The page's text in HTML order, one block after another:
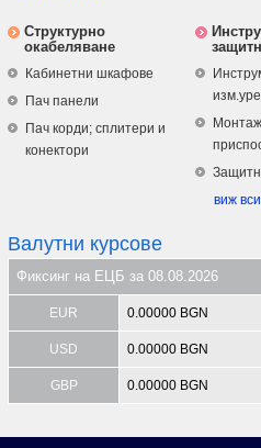
Структурно
окабеляване
Кабинетни шкафове
Пач панели
Пач корди; сплитери и
конектори
виж
Валутни курсове
Фиксинг на ЕЦБ за 08.08.2026
EUR 0.00000 BGN
USD 0.00000 BGN
GBP 0.00000 BGN